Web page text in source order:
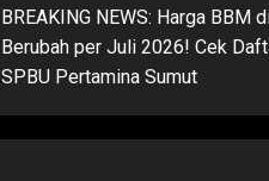
BREAKING NEWS: Harga BBM
Berubah per Juli 2026! Cek
SPBU Pertamina Sumut